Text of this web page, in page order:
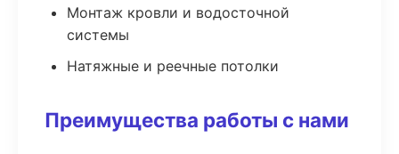
Монтаж кровли и водосточной
системы
Натяжные и реечные потолки
Преимущества работы с нами